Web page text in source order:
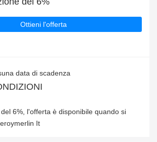
Ottieni l'offerta
data di scadenza
6%, l'offerta è disponibile quando si
It